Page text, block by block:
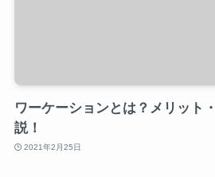
ワーケーションとは？メリット
説！
2021年2月25日